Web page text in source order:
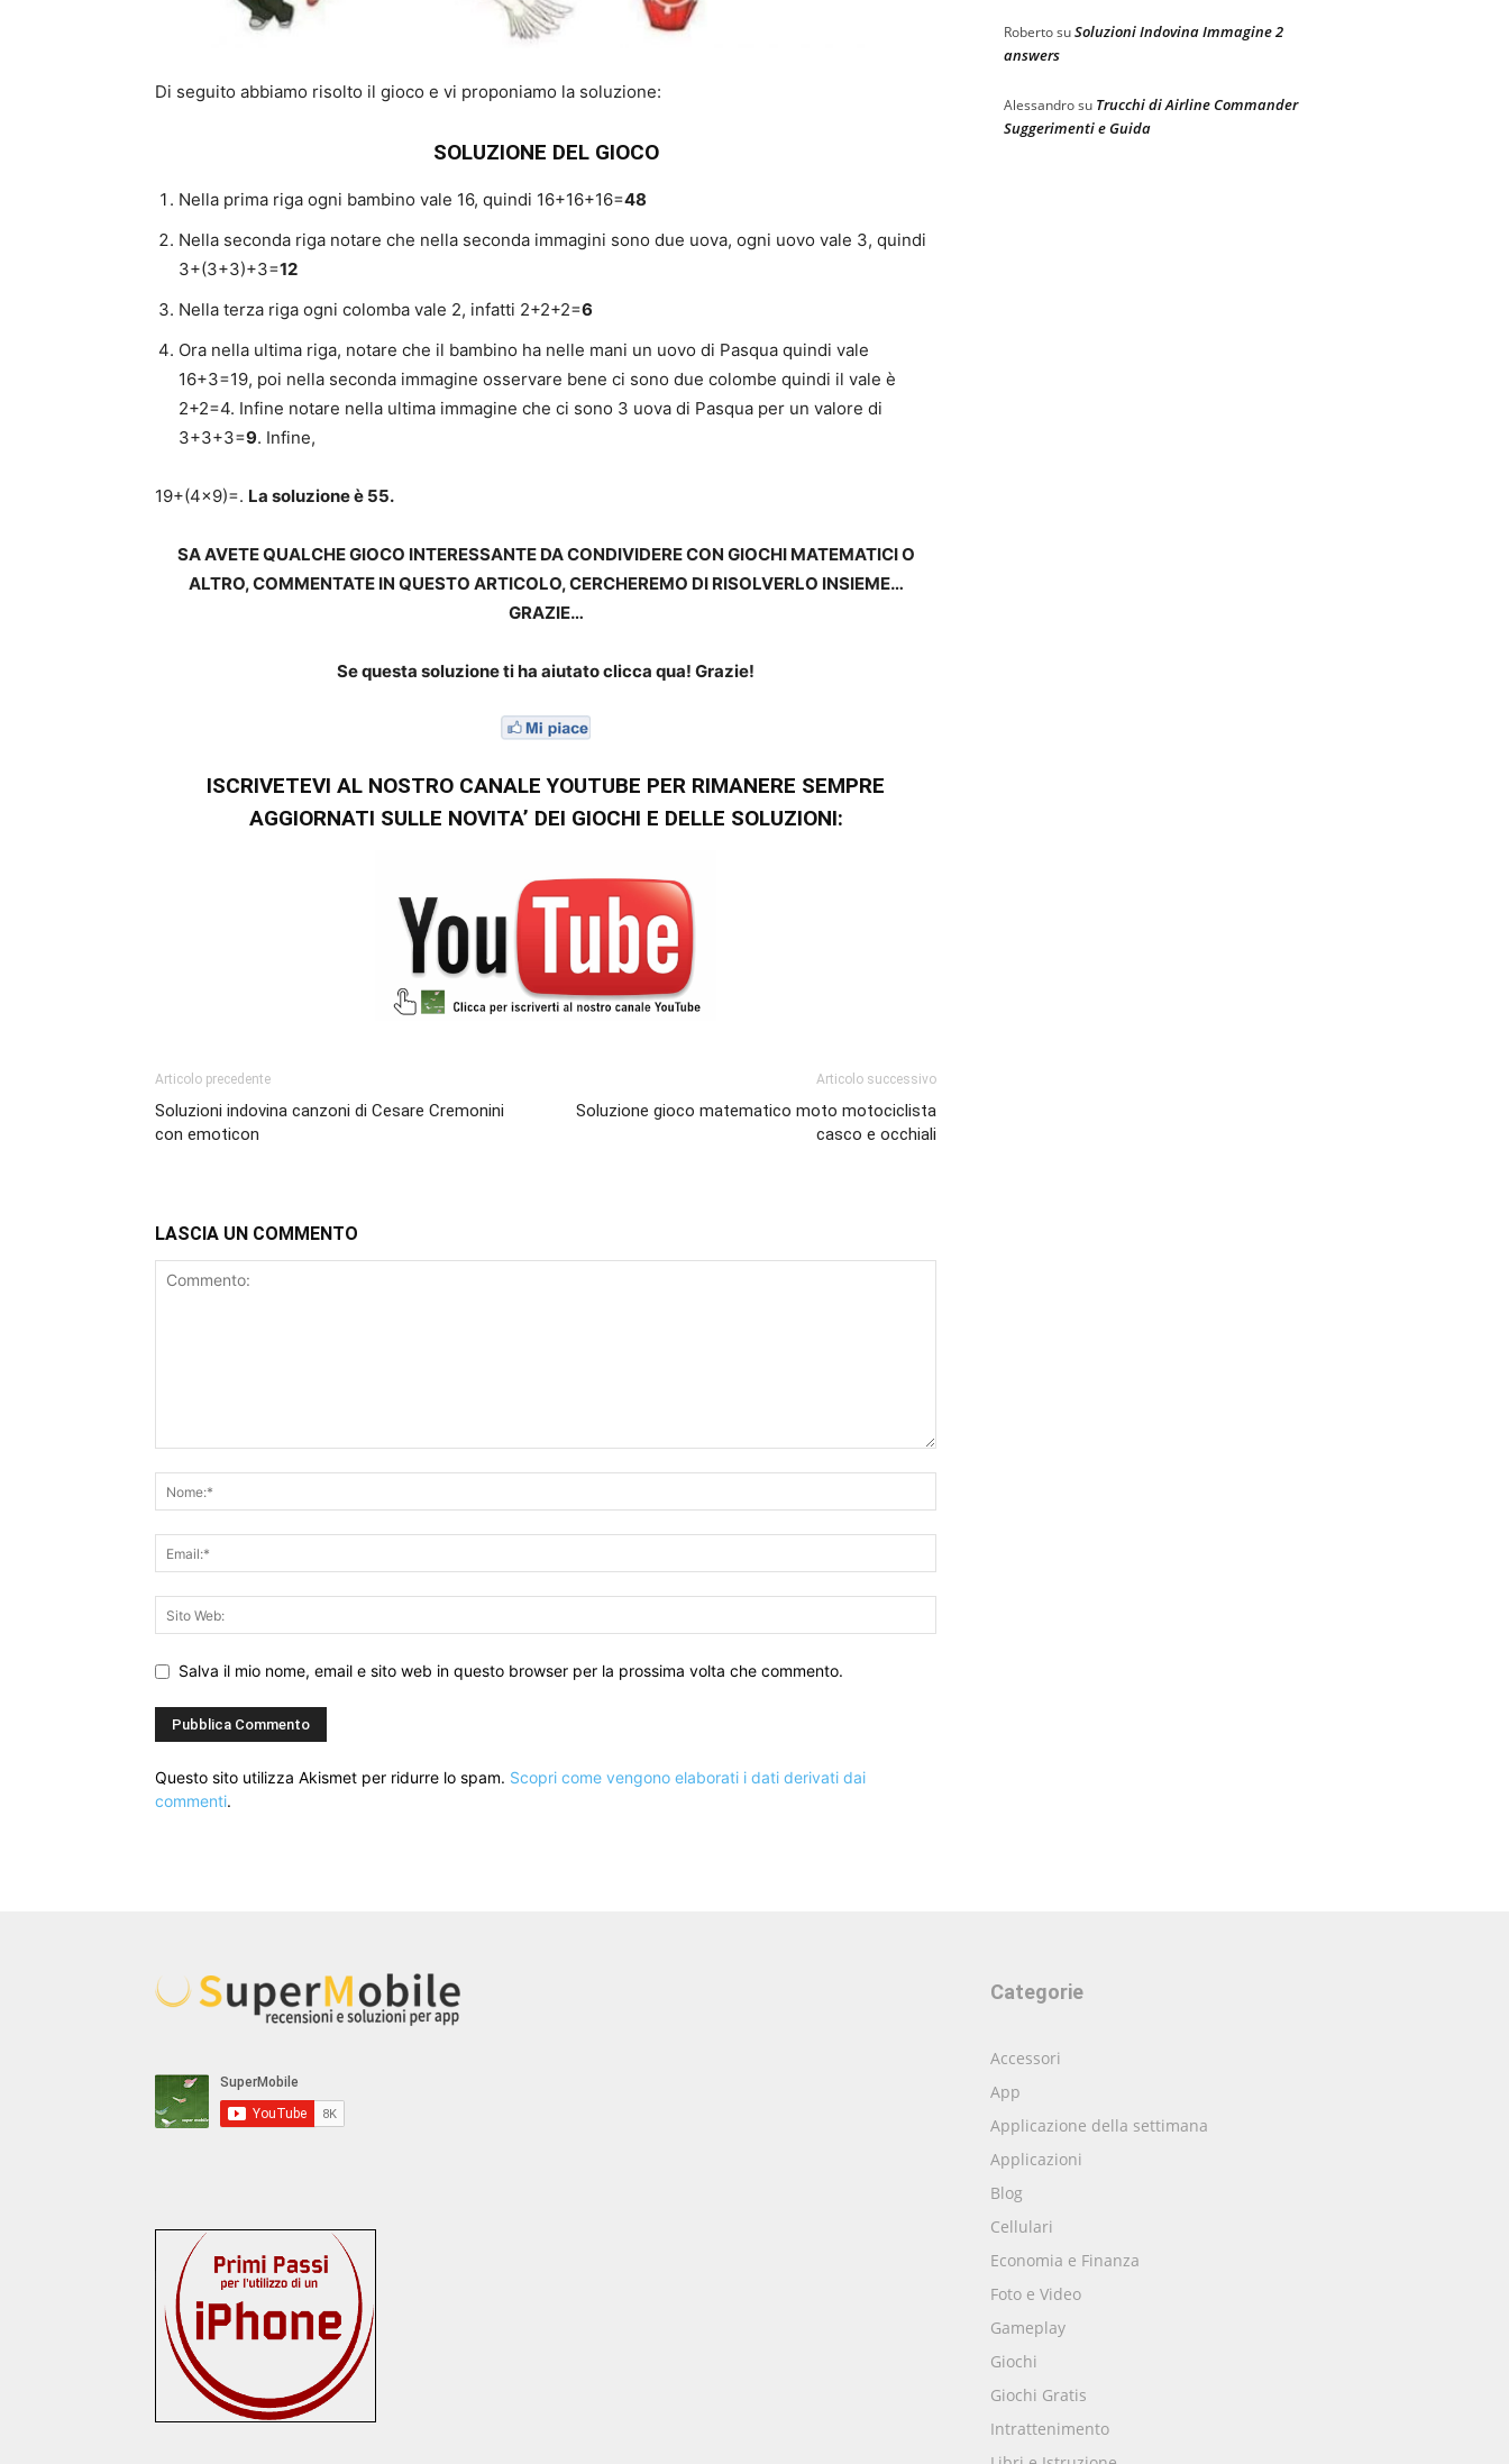
Di seguito abbiamo risolto il gioco e vi proponiamo la soluzione:
SOLUZIONE DEL GIOCO
Nella prima riga ogni bambino vale 16, quindi 16+16+16=48
Nella seconda riga notare che nella seconda immagini sono due uova, ogni uovo vale 3, quindi
3+(3+3)+3=12
Nella terza riga ogni colomba vale 2, infatti 2+2+2=6
Ora nella ultima riga, notare che il bambino ha nelle mani un uovo di Pasqua quindi vale
16+3=19, poi nella seconda immagine osservare bene ci sono due colombe quindi il vale è
2+2=4. Infine notare nella ultima immagine che ci sono 3 uova di Pasqua per un valore di
3+3+3=9. Infine,
19+(4×9)=. La soluzione è 55.
SA AVETE QUALCHE GIOCO INTERESSANTE DA CONDIVIDERE CON GIOCHI MATEMATICI O
ALTRO, COMMENTATE IN QUESTO ARTICOLO, CERCHEREMO DI RISOLVERLO INSIEME…
GRAZIE…
Se questa soluzione ti ha aiutato clicca qua! Grazie!
ISCRIVETEVI AL NOSTRO CANALE YOUTUBE PER RIMANERE SEMPRE
AGGIORNATI SULLE NOVITA’ DEI GIOCHI E DELLE SOLUZIONI:
Articolo precedente
Soluzioni indovina canzoni di Cesare Cremonini
con emoticon
Articolo successivo
Soluzione gioco matematico moto motociclista
casco e occhiali
LASCIA UN COMMENTO
Salva il mio nome, email e sito web in questo browser per la prossima volta che commento.
Questo sito utilizza Akismet per ridurre lo spam. Scopri come vengono elaborati i dati derivati dai
commenti.
RobertosuSoluzioni Indovina Immagine 2
answers
Alessandrosu Trucchi di Airline Commander
Suggerimenti e Guida
Categorie
Accessori
App
Applicazione della settimana
Applicazioni
Blog
Cellulari
Economia e Finanza
Foto e Video
Gameplay
Giochi
Giochi Gratis
Intrattenimento